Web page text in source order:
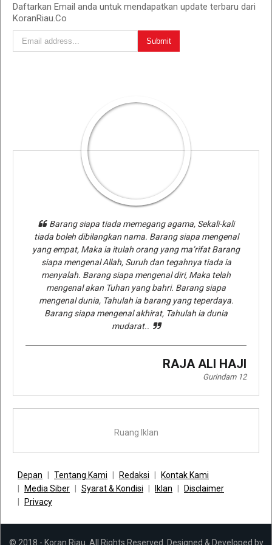
Daftarkan Email anda untuk mendapatkan update terbaru dari
KoranRiau.Co
Barang siapa tiada memegang agama, Sekali-kali
tiada boleh dibilangkan nama. Barang siapa mengenal
yang empat, Maka ia itulah orang yang ma’rifat Barang
siapa mengenal Allah, Suruh dan tegahnya tiada ia
menyalah. Barang siapa mengenal diri, Maka telah
mengenal akan Tuhan yang bahri. Barang siapa
mengenal dunia, Tahulah ia barang yang teperdaya.
Barang siapa mengenal akhirat, Tahulah ia dunia
mudarat..
RAJA ALI HAJI
Gurindam 12
Ruang Iklan
Depan Tentang Kami Redaksi
Kontak Kami
Media Siber
Syarat & Kondisi Iklan
Disclaimer
Privacy
© 2018 - Koran Riau. All Rights Reserved. Designed & Developed by